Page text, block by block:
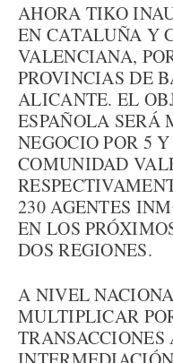
AHORA TIKO
EN CATALUÑA Y
VALENCIANA,
PROVINCIAS DE
ALICANTE. EL
ESPAÑOLA
NEGOCIO POR 5
COMUNIDAD
230 AGENTES
EN LOS
DOS REGIONES.
A NIVEL
MULTIPLICAR